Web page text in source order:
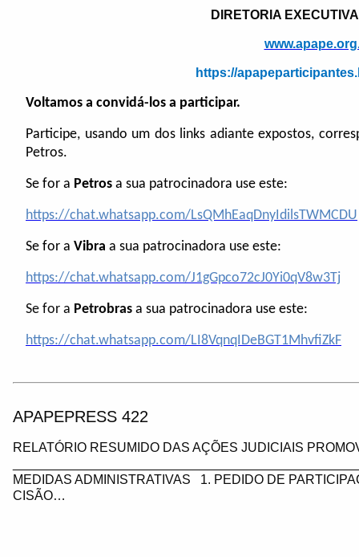
DIRETORIA
https://
Voltamos a convidá-los a participar.
Participe, usando um dos links adiante expostos,
Petros.
Se for a Petros a sua patrocinadora use este:
https://chat.whatsapp.com/LsQMhEaqDnyIdilsTWMCDU
Se for a Vibra a sua patrocinadora use este:
https://chat.whatsapp.com/J1gGpco72cJ0Yi0qV8w3Tj
Se for a Petrobras a sua patrocinadora use este:
https://chat.whatsapp.com/LI8VqnqIDeBGT1MhvfiZkF
APAPEPRESS 422
RELATÓRIO RESUMIDO DAS AÇÕES JUDICIAIS
MEDIDAS ADMINISTRATIVAS 1. PEDIDO DE
CISÃO…